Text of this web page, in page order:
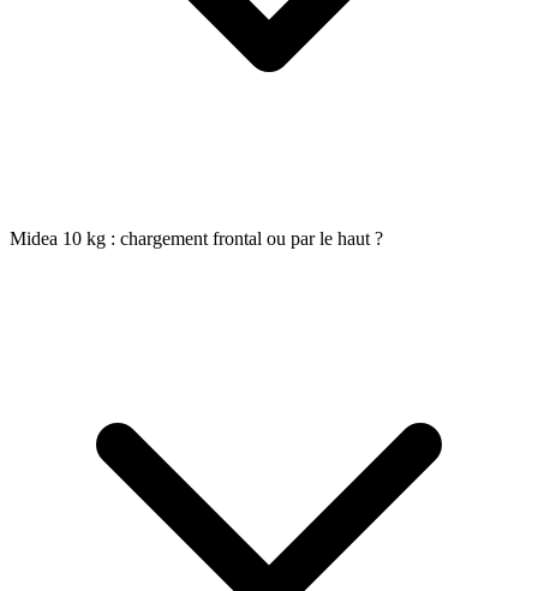
Midea 10 kg : chargement frontal ou par le haut ?